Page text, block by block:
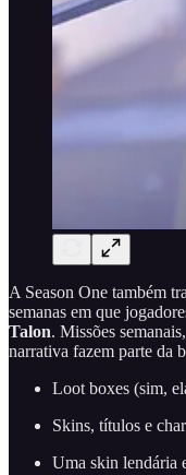
A Season One também
semanas em que
Talon. Missões
narrativa fazem parte da
Loot boxes (sim,
Skins, títulos e
Uma skin lendária